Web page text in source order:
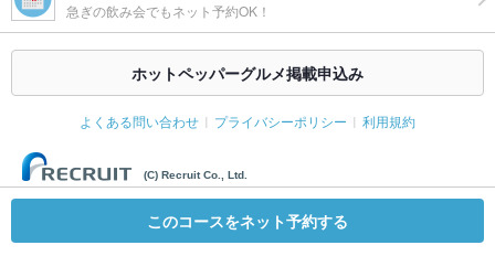
急ぎの飲み会でもネット予約OK！
ホットペッパーグルメ掲載申込み
よくある問い合わせ プライバシーポリシー 利用規約
(C) Recruit Co., Ltd.
このコースをネット予約する